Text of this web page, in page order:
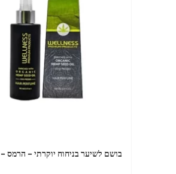
בושם לשיער בניחוח יוקרתי – הרמס – wellness